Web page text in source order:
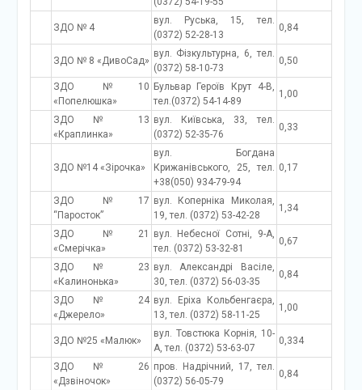
ЗДО № 4
вул. Руська, 15, тел.
(0372) 52-28-13
0,84
ЗДО № 8 «ДивоСад»
вул. Фізкультурна, 6, тел.
(0372) 58-10-73
0,50
ЗДО №10
«Попелюшка»
Бульвар Героїв Крут 4-В,
тел.(0372) 54-14-89
1,00
ЗДО № 13
«Краплинка»
вул. Київська, 33, тел.
(0372) 52-35-76
0,33
ЗДО №14 «Зірочка»
вул. Богдана
Крижанівського, 25, тел.
+38(050) 934-79-94
0,17
ЗДО №17
“Паросток”
вул. Коперніка Миколая,
19, тел. (0372) 53-42-28
1,34
ЗДО №21
«Смерічка»
вул. Небесної Сотні, 9-А,
тел. (0372) 53-32-81
0,67
ЗДО № 23
«Калинонька»
вул. Александрі Васіле,
30, тел. (0372) 56-03-35
0,84
ЗДО № 24
«Джерело»
вул. Еріха Кольбенгаєра,
13, тел. (0372) 58-11-25
1,00
ЗДО №25 «Малюк»
вул. Товстюка Корнія, 10-
А, тел. (0372) 53-63-07
0,334
ЗДО № 26
«Дзвіночок»
пров. Надрічний, 17, тел.
(0372) 56-05-79
0,84